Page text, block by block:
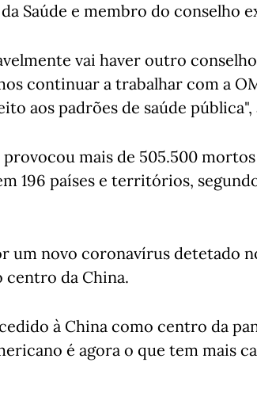
Saúde e membro do conselho
vai haver outro
continuar a trabalhar com a
aos padrões de saúde
mais de 505.500
196 países e territórios,
um novo coronavírus detetado
centro da China.
à China como centro da
é agora o que tem mais